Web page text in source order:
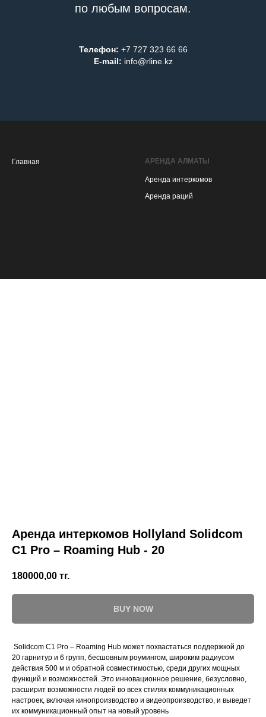
по любым вопросам.
Телефон: +7 727 323 66 66
E-mail: info@rline.kz
Главная АРЕНДА АЛМАТЫ
Аренда интеркомов
Аренда раций
Аренда интеркомов Hollyland Solidcom
C1 Pro – Roaming Hub - 20
180000,00 тг.
BUY NOW
Solidcom C1 Pro – Roaming Hub может похвастаться поддержкой до
20 гарнитур и 6 групп, бесшовным роумингом, широким радиусом
действия 500 м и обратной совместимостью, среди других мощных
функций и возможностей. Это инновационное решение, безусловно,
расширит возможности людей во всех стилях коммуникационных
настроек, включая кинопроизводство и видеопроизводство, и выведет
их коммуникационный опыт на новый уровень